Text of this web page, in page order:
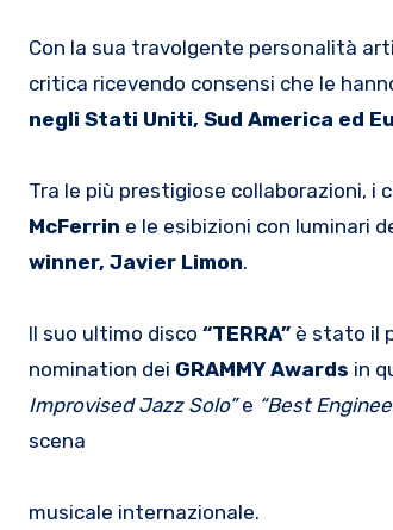
Con la sua travolgente personalità
critica ricevendo consensi che le
negli Stati Uniti, Sud America ed
Tra le più prestigiose collaborazioni, i
McFerrin e le esibizioni con luminari
winner, Javier Limon.
Il suo ultimo disco “TERRA” è stato il
nomination dei GRAMMY Awards in
Improvised Jazz Solo”e “Best
scena
musicale internazionale.